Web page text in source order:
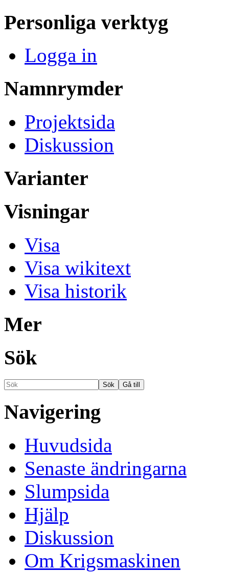
Personliga verktyg
Logga in
Namnrymder
Projektsida
Diskussion
Varianter
Visningar
Visa
Visa wikitext
Visa historik
Mer
Sök
Navigering
Huvudsida
Senaste ändringarna
Slumpsida
Hjälp
Diskussion
Om Krigsmaskinen